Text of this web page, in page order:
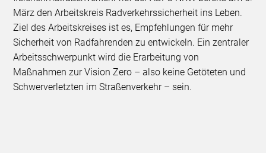
März den Arbeitskreis Radverkehrssicherheit ins Leben.
Ziel des Arbeitskreises ist es, Empfehlungen für mehr
Sicherheit von Radfahrenden zu entwickeln. Ein zentraler
Arbeitsschwerpunkt wird die Erarbeitung von
Maßnahmen zur Vision Zero – also keine Getöteten und
Schwerverletzten im Straßenverkehr – sein.